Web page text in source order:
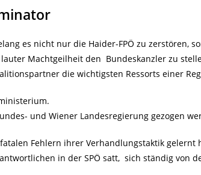
es nicht nur die Haider-FPÖ zu zerstören,
Machtgeilheit den Bundeskanzler zu
die wichtigsten Ressorts einer
und Wiener Landesregierung gezogen
Fehlern ihrer Verhandlungstaktik gelernt
in der SPÖ satt, sich ständig von